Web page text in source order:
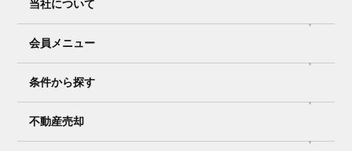
当社について
会員メニュー
条件から探す
不動産売却